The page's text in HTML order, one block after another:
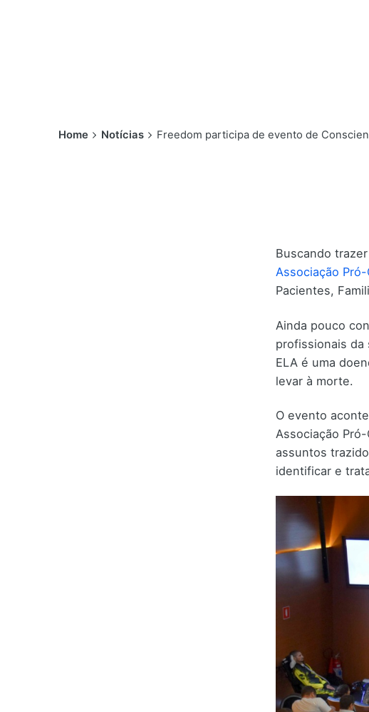
Home Notícias Freedom participa de evento de
Buscando
Associação
Pacientes,
Ainda pouco
profissionais da
ELA é uma
levar à morte.
O evento
Associação
assuntos
identificar e